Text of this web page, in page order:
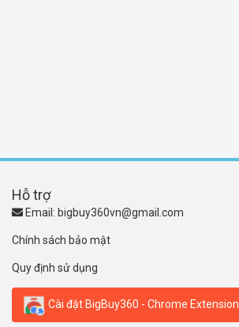
Hỗ trợ
Email: bigbuy360vn@gmail.com
Chính sách bảo mật
Quy định sử dụng
Cài đặt BigBuy360 - Chrome Extension